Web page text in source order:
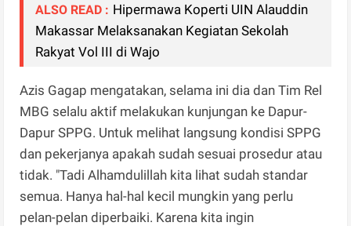
ALSO READ : Hipermawa Koperti UIN Alauddin
Makassar Melaksanakan Kegiatan Sekolah
Rakyat Vol III di Wajo
Azis Gagap mengatakan, selama ini dia dan Tim Rel
MBG selalu aktif melakukan kunjungan ke Dapur-
Dapur SPPG. Untuk melihat langsung kondisi SPPG
dan pekerjanya apakah sudah sesuai prosedur atau
tidak. "Tadi Alhamdulillah kita lihat sudah standar
semua. Hanya hal-hal kecil mungkin yang perlu
pelan-pelan diperbaiki. Karena kita ingin